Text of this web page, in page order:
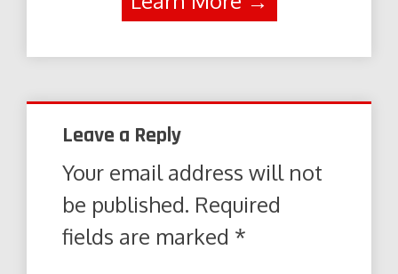
Leave a Reply
Your email address will not
be published. Required
fields are marked *